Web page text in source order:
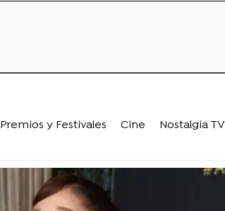
Premios y Festivales Cine Nostalgia TV